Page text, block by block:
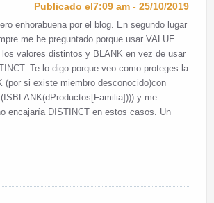
Publicado el7:09 am - 25/10/2019
enhorabuena por el blog. En segundo lugar
me he preguntado porque usar VALUE
valores distintos y BLANK en vez de usar
Te lo digo porque veo como proteges la
(por si existe miembro desconocido)con
y me
encajaría DISTINCT en estos casos. Un